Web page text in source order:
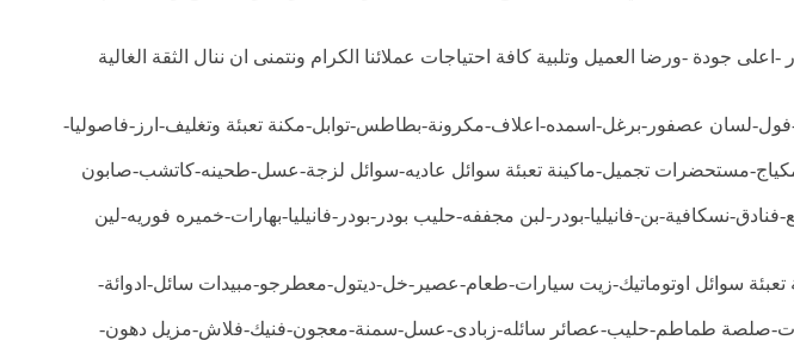
جودة -ورضا العميل وتلبية كافة احتياجات عملائنا الكرام ونتمنى ان ننال الثقة الغالية
فول-لسان عصفور-برغل-اسمده-اعلاف-مكرونة-بطاطس-توابل-مكنة تعبئة وتغليف-ارز-فاصوليا-
مستحضرات تجميل-ماكينة تعبئة سوائل عاديه-سوائل لزجة-عسل-طحينه-كاتشب-صابون
بن-فانيليا-بودر-لبن مجففه-حليب بودر-بودر-فانيليا-بهارات-خميره فوريه-لين
سوائل اوتوماتيك-زيت سيارات-طعام-عصير-خل-ديتول-معطرجو-مبيدات سائل-ادوائة-
صلصة طماطم-حليب-عصائر سائله-زبادى-عسل-سمنة-معجون-فنيك-فلاش-مزيل دهون-